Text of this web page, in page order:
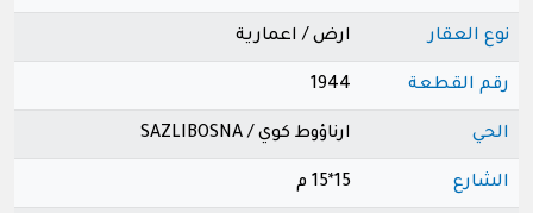
نوع العقار ارض / اعمارية
رقم القطعة 1944
الحي ارناؤوط كوي / SAZLIBOSNA
الشارع 15*15 م